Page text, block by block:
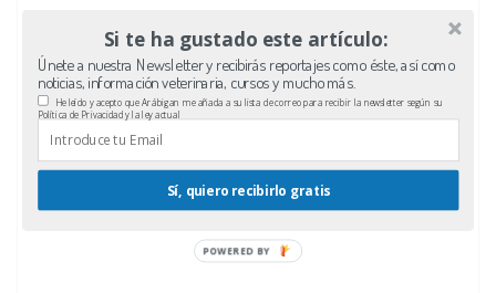
Si te ha gustado este artículo:
Únete a nuestra Newsletter y recibirás reportajes como éste, así como
noticias, información veterinaria, cursos y mucho más.
Sí, quiero recibirlo gratis
He leído y acepto que Arábigan me añada a su lista de correo para recibir la newsletter según su
Política de Privacidad y la ley actual
POWERED BY